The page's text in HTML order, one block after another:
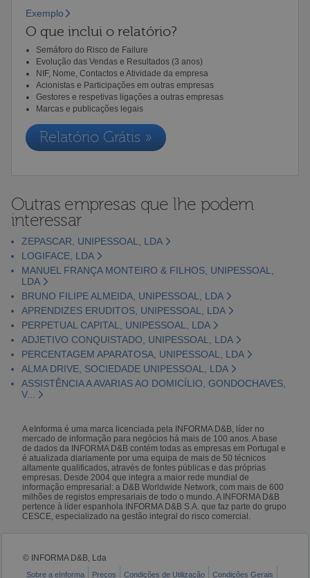
Exemplo
O que inclui o relatório?
Semáforo do Risco de Failure
Evolução das Vendas e Resultados (3 anos)
NIF, Nome, Contactos e Atividade da empresa
Acionistas e Participações em outras empresas
Gestores e respetivas ligações a outras empresas
Marcas e publicações legais
Relatório Grátis »
Outras empresas que lhe podem
interessar
ZEPASCAR, UNIPESSOAL, LDA
LOGIFACE, LDA
MANUEL FRANÇA MONTEIRO & FILHOS, UNIPESSOAL,
LDA
BRUNO FILIPE ALMEIDA, UNIPESSOAL, LDA
APRENDIZES ERUDITOS, UNIPESSOAL, LDA
PERPETUAL CAPITAL, UNIPESSOAL, LDA
ADJETIVO CONQUISTADO, UNIPESSOAL, LDA
PERCENTAGEM APARATOSA, UNIPESSOAL, LDA
ALMA DRIVE, SOCIEDADE UNIPESSOAL, LDA
ASSISTÊNCIA A AVARIAS AO DOMICÍLIO, GONDOCHAVES,
V...
A eInforma é uma marca licenciada pela INFORMA D&B, líder no
mercado de informação para negócios há mais de 100 anos. A base
de dados da INFORMA D&B contém todas as empresas em Portugal e
é atualizada diariamente por uma equipa de mais de 50 técnicos
altamente qualificados, através de fontes públicas e das próprias
empresas. Desde 2004 que integra a maior rede mundial de
informação empresarial: a D&B Worldwide Network, com mais de 600
milhões de registos empresariais de todo o mundo. A INFORMA D&B
pertence à líder espanhola INFORMA D&B S.A. que faz parte do grupo
CESCE, especializado na gestão integral do risco comercial.
© INFORMA D&B, Lda
Sobre a eInforma Preços Condições de Utilização Condições Gerais